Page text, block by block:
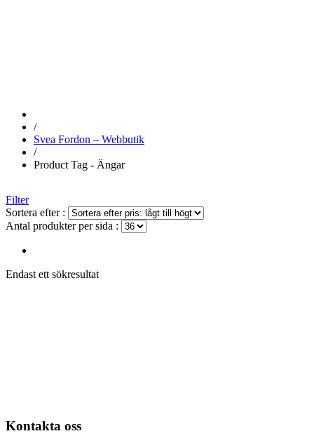
/
Svea Fordon – Webbutik
/
Product Tag - Ängar
Filter
Sortera efter :
Antal produkter per sida :
Endast ett sökresultat
Kontakta oss